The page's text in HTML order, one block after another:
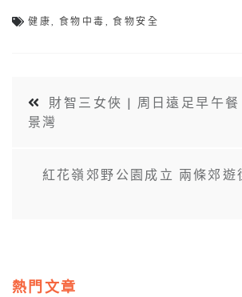
健康 ,食物中毒 ,食物安全
財智三女俠 | 周日遠足早午餐
景灣
紅花嶺郊野公園成立 兩條郊遊
熱門文章